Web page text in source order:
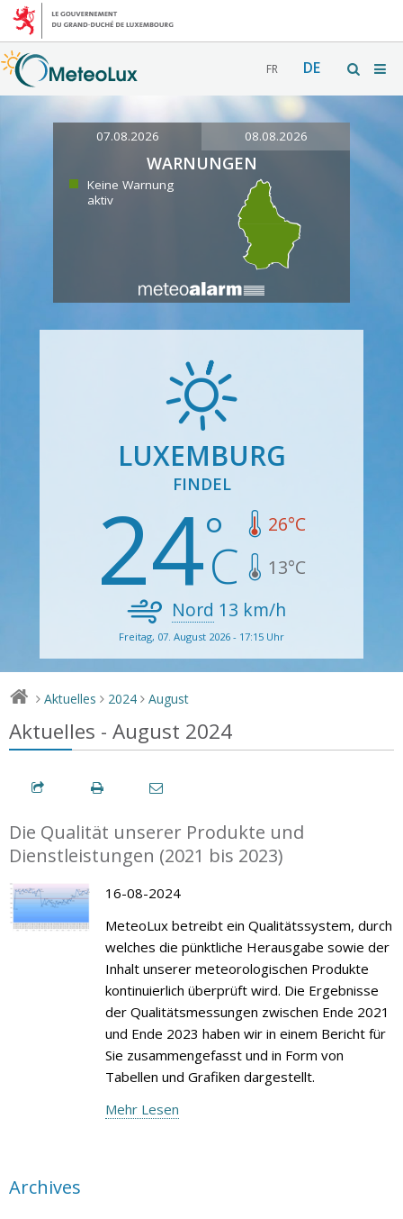
FR DE
07.08.2026 08.08.2026
WARNUNGEN
Keine Warnung
aktiv
LUXEMBURG
FINDEL
24 26°C
13°C
Nord 13 km/h
Freitag, 07. August 2026 - 17:15 Uhr
> Aktuelles > 2024 > August
Aktuelles - August 2024
Die Qualität unserer Produkte und
Dienstleistungen (2021 bis 2023)
16-08-2024
MeteoLux betreibt ein Qualitätssystem, durch
welches die pünktliche Herausgabe sowie der
Inhalt unserer meteorologischen Produkte
kontinuierlich überprüft wird. Die Ergebnisse
der Qualitätsmessungen zwischen Ende 2021
und Ende 2023 haben wir in einem Bericht für
Sie zusammengefasst und in Form von
Tabellen und Grafiken dargestellt.
Mehr Lesen
Archives